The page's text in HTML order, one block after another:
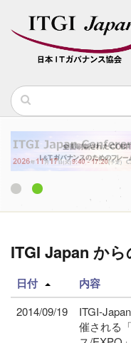
ITGI Japan か
日付 内容
2014/09/19
ITGI-
催される